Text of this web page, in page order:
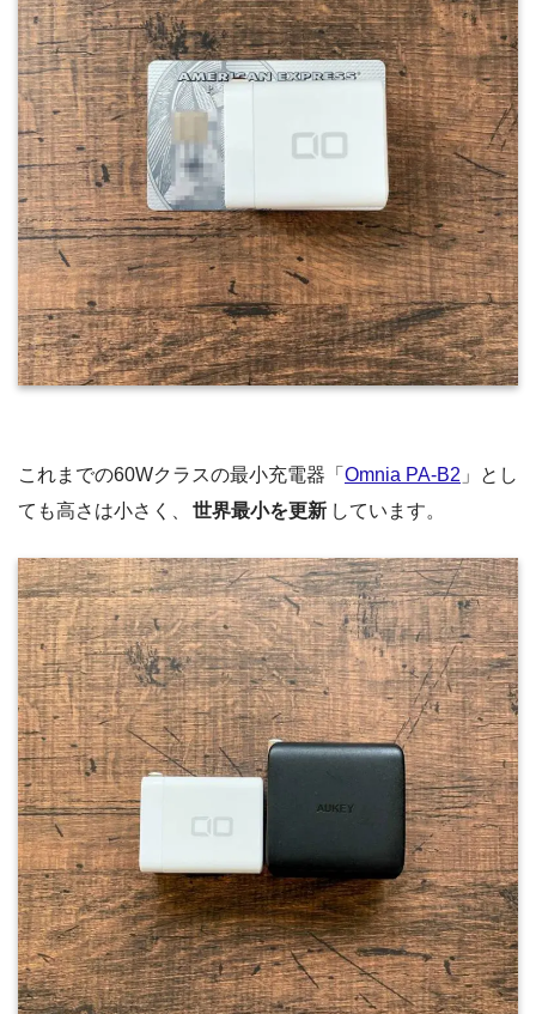
これまでの60Wクラスの最小充電器「 Omnia PA-B2 」とし
ても高さは小さく、
世界最小を更新 しています。